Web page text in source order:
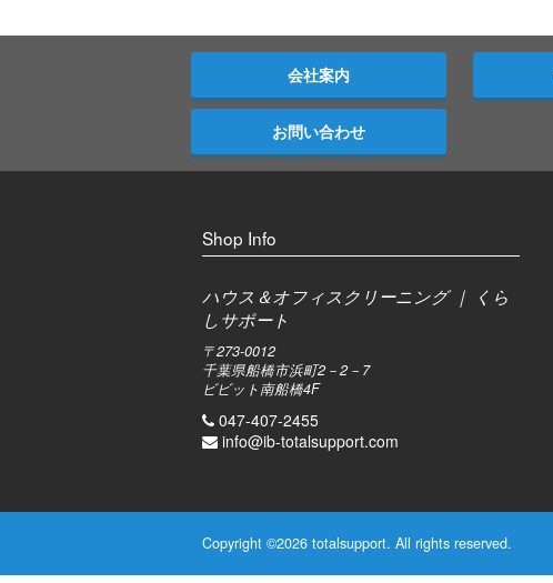
会社案内
お問い合わせ
Shop Info
ハウス＆オフィスクリーニング ｜ くら
しサポート
〒273-0012
千葉県船橋市浜町2－2－7
ビビット南船橋4F
047-407-2455
info@ib-totalsupport.com
Copyright ©2026 totalsupport. All rights reserved.